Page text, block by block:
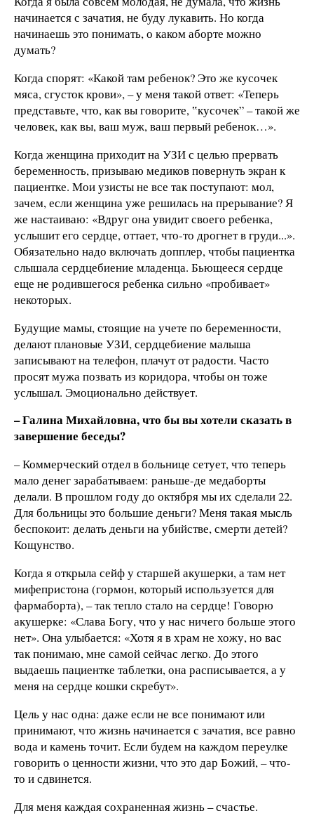
начинается с зачатия, не буду лукавить. Но когда
начинаешь это понимать, о каком аборте можно
думать?
Когда спорят: «Какой там ребенок? Это же кусочек
мяса, сгусток крови», – у меня такой ответ: «Теперь
представьте, что, как вы говорите, ‟кусочек” – такой же
человек, как вы, ваш муж, ваш первый ребенок…».
Когда женщина приходит на УЗИ с целью прервать
беременность, призываю медиков повернуть экран к
пациентке. Мои узисты не все так поступают: мол,
зачем, если женщина уже решилась на прерывание? Я
же настаиваю: «Вдруг она увидит своего ребенка,
услышит его сердце, оттает, что-то дрогнет в груди...».
Обязательно надо включать допплер, чтобы пациентка
слышала сердцебиение младенца. Бьющееся сердце
еще не родившегося ребенка сильно «пробивает»
некоторых.
Будущие мамы, стоящие на учете по беременности,
делают плановые УЗИ, сердцебиение малыша
записывают на телефон, плачут от радости. Часто
просят мужа позвать из коридора, чтобы он тоже
услышал. Эмоционально действует.
– Галина Михайловна, что бы вы хотели сказать в
завершение беседы?
– Коммерческий отдел в больнице сетует, что теперь
мало денег зарабатываем: раньше-де медаборты
делали. В прошлом году до октября мы их сделали 22.
Для больницы это большие деньги? Меня такая мысль
беспокоит: делать деньги на убийстве, смерти детей?
Кощунство.
Когда я открыла сейф у старшей акушерки, а там нет
мифепристона (гормон, который используется для
фармаборта), – так тепло стало на сердце! Говорю
акушерке: «Слава Богу, что у нас ничего больше этого
нет». Она улыбается: «Хотя я в храм не хожу, но вас
так понимаю, мне самой сейчас легко. До этого
выдаешь пациентке таблетки, она расписывается, а у
меня на сердце кошки скребут».
Цель у нас одна: даже если не все понимают или
принимают, что жизнь начинается с зачатия, все равно
вода и камень точит. Если будем на каждом переулке
говорить о ценности жизни, что это дар Божий, – что-
то и сдвинется.
Для меня каждая сохраненная жизнь – счастье.